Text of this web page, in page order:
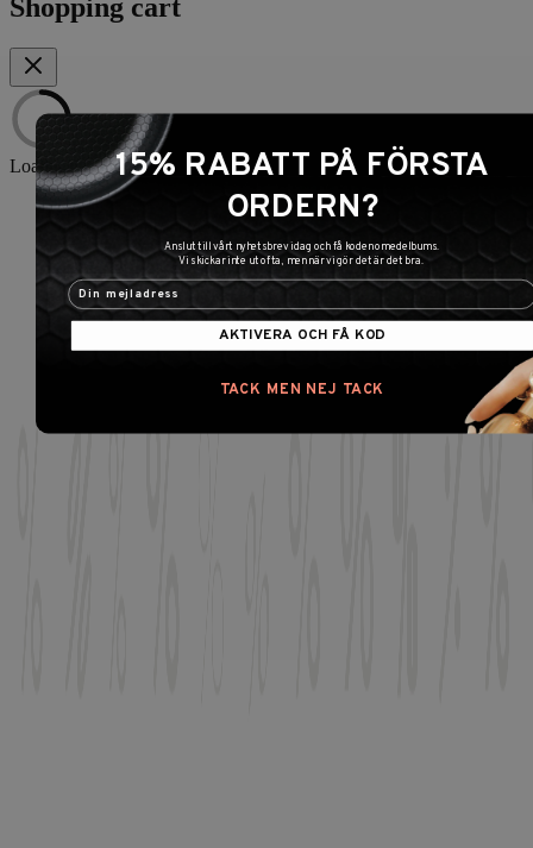
Shopping cart
Loading...
Home
15% RABATT PÅ FÖRSTA
ORDERN?
Anslut till vårt nyhetsbrev idag och få koden omedelbums.
Vi skickar inte ut ofta, men när vi gör det är det bra.
AKTIVERA OCH FÅ KOD
TACK MEN NEJ TACK